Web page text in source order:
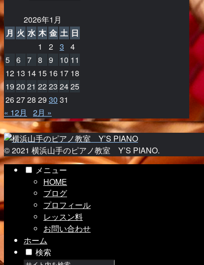
2026年1月
月 火 水 木 金 土 日
1
2 3
4
5 6 7 8 9 10 11
12 13 14 15 16 17 18
19 20 21 2223 2425
262728 29 30 31
« 12月
2月 »
© 2021 横浜山手のピアノ教室 Y’S PIANO.
メニュー
HOME
ブログ
プロフィール
レッスン料
お問い合わせ
ホーム
検索